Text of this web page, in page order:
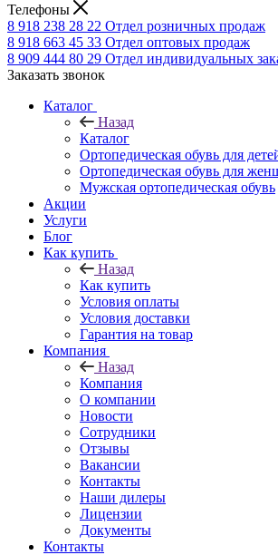
Телефоны
8 918 238 28 22 Отдел розничных продаж
8 918 663 45 33 Отдел оптовых продаж
8 909 444 80 29 Отдел индивидуальных
Заказать звонок
Каталог
Назад
Каталог
Ортопедическая обувь для
Ортопедическая обувь для
Мужская ортопедическая обувь
Акции
Услуги
Блог
Как купить
Назад
Как купить
Условия оплаты
Условия доставки
Гарантия на товар
Компания
Назад
Компания
О компании
Новости
Сотрудники
Отзывы
Вакансии
Контакты
Наши дилеры
Лицензии
Документы
Контакты